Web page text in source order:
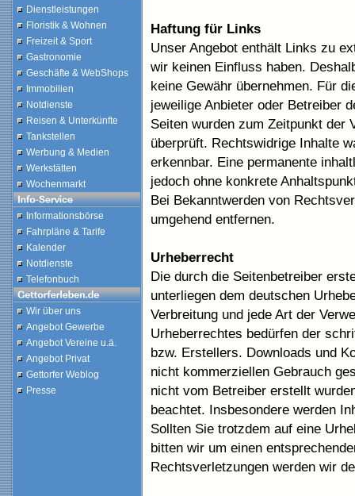
Dienstleistungen
Floristik & Wohnen
Freizeit & Sport
Gastronomie
Geschäfte & WebShops
Immobilien
Notdienste
Reisen & Unterkünfte
Tankstellen
Werbung & Medien
Werkstätten
Wochenmarkt
Informationsbörse
Fahrpläne & Tarife
Kalender
Notdienste
Telefonbuch
Wir über uns
Angebot Gewerbe
Angebot Vereine u.ä.
Angebot Privat
Gettorfer Weblog
Presse
Haftung für Links
Unser Angebot enthält Links zu
wir keinen Einfluss haben.
keine Gewähr übernehmen. Für
jeweilige Anbieter oder Betreiber
Seiten wurden zum Zeitpunkt der
überprüft. Rechtswidrige Inhalte
erkennbar. Eine permanente
jedoch ohne konkrete
Bei Bekanntwerden von
umgehend entfernen.
Urheberrecht
Die durch die Seitenbetreiber
unterliegen dem deutschen
Verbreitung und jede Art der
Urheberrechtes bedürfen der
bzw. Erstellers. Downloads und
nicht kommerziellen Gebrauch
nicht vom Betreiber erstellt
beachtet. Insbesondere werden
Sollten Sie trotzdem auf eine
bitten wir um einen
Rechtsverletzungen werden wir